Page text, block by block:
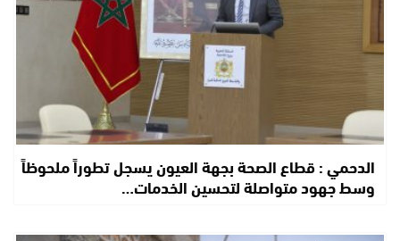
الدحمي : قطاع الصحة بجهة العيون يسجل تطوراً ملحوظاً
وسط جهود متواصلة لتحسين الخدمات…